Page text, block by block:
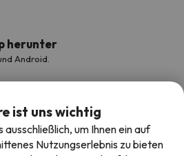
herunter
Android.
ist uns wichtig
um Ihnen ein auf
Nutzungserlebnis zu bieten